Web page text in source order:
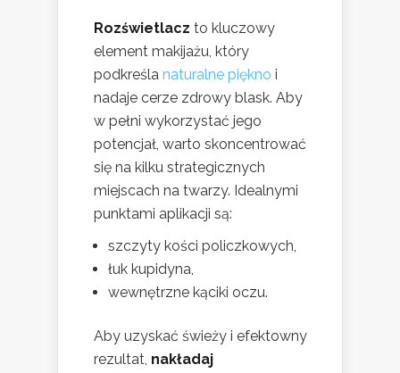
Rozświetlacz to kluczowy
element makijażu, który
podkreśla naturalne piękno i
nadaje cerze zdrowy blask. Aby
w pełni wykorzystać jego
potencjał, warto skoncentrować
się na kilku strategicznych
miejscach na twarzy. Idealnymi
punktami aplikacji są:
szczyty kości policzkowych,
łuk kupidyna,
wewnętrzne kąciki oczu.
Aby uzyskać świeży i efektowny
rezultat, nakładaj